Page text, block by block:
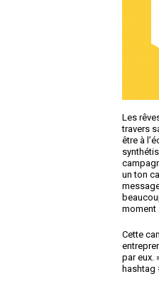
Les
travers
être à
un ton
moment
Cette
par eux.
hashtag